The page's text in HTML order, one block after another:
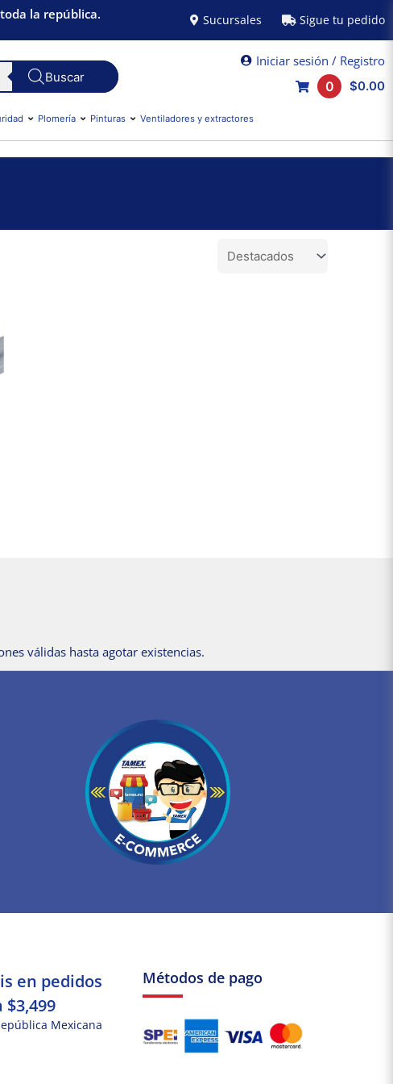
la república. Sucursales Sigue tu pedido
Iniciar sesión / Registro
0
$0.00
Plomería Pinturas Ventiladores y extractores
válidas hasta agotar existencias.
en pedidos
Mexicana
Métodos de pago